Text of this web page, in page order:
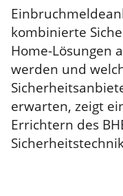
kombinierte
Home-Lösungen
werden und
erwarten, zeigt
Errichtern des